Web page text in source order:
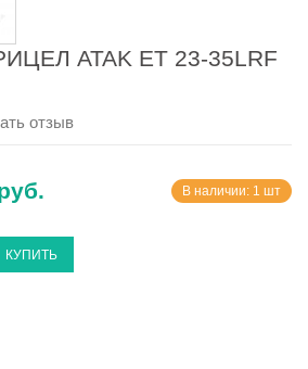
ATAK ЕТ 23-35LRF
отзыв
В наличии: 1 шт
КУПИТЬ